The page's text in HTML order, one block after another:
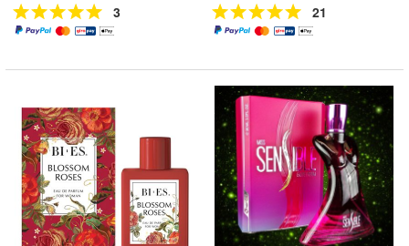
3 21